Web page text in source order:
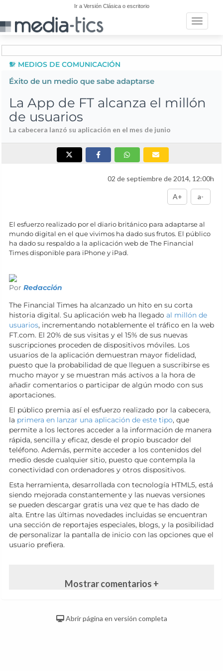
Ir a Versión Clásica o escritorio
Toggle
MEDIOS DE COMUNICACIÓN
Éxito de un medio que sabe adaptarse
La App de FT alcanza el millón
de usuarios
La cabecera lanzó su aplicación en el mes de junio
02 de septiembre de 2014, 12:00h
A+ a-
El esfuerzo realizado por el diario británico para adaptarse al
mundo digital en el que vivimos ha dado sus frutos. El público
ha dado su respaldo a la aplicación web de The Financial
Times disponible para iPhone y iPad.
Por Redacción
The Financial Times ha alcanzado un hito en su corta
historia digital. Su aplicación web ha llegado al millón de
usuarios, incrementando notablemente el tráfico en la web
FT.com. El 20% de sus visitas y el 15% de sus nuevas
suscripciones proceden de dispositivos móviles. Los
usuarios de la aplicación demuestran mayor fidelidad,
puesto que la probabilidad de que lleguen a suscribirse es
mucho mayor y se muestran más activos a la hora de
añadir comentarios o participar de algún modo con sus
aportaciones.
El público premia así el esfuerzo realizado por la cabecera,
la primera en lanzar una aplicación de este tipo, que
permite a los lectores acceder a la información de manera
rápida, sencilla y eficaz, desde el propio buscador del
teléfono. Además, permite acceder a los contenidos del
medio desde cualquier sitio, puesto que contempla la
conectividad con ordenadores y otros dispositivos.
Esta herramienta, desarrollada con tecnología HTML5, está
siendo mejorada constantemente y las nuevas versiones
se pueden descargar gratis una vez que te has dado de
alta. Entre las últimas novedades incluidas se encuentran
una sección de reportajes especiales, blogs, y la posibilidad
de personalizar la pantalla de inicio con las opciones que el
usuario prefiera.
Mostrar comentarios +
Abrir página en versión completa